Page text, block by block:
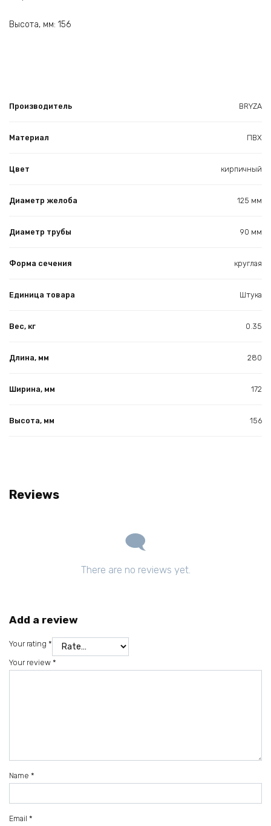
Высота, мм: 156
Производитель BRYZA
Материал ПВХ
Цвет кирпичный
Диаметр желоба 125 мм
Диаметр трубы 90 мм
Форма сечения круглая
Единица товара Штука
Вес, кг 0.35
Длина, мм 280
Ширина, мм 172
Высота, мм 156
Reviews
There are no reviews yet.
Add a review
Your rating *
Your review *
Name *
Email *